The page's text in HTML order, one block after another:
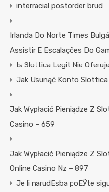
interracial postorder brud
Irlanda Do Norte Times
Assistir E Escalações Do
Is Slottica Legit Nie
Jak Usunąć Konto Slottica
Jak Wypłacić Pieniądze Z
Casino – 659
Jak Wypłacić Pieniądze Z
Online Casino Nz – 897
Je li narudЕѕba poЕЎte